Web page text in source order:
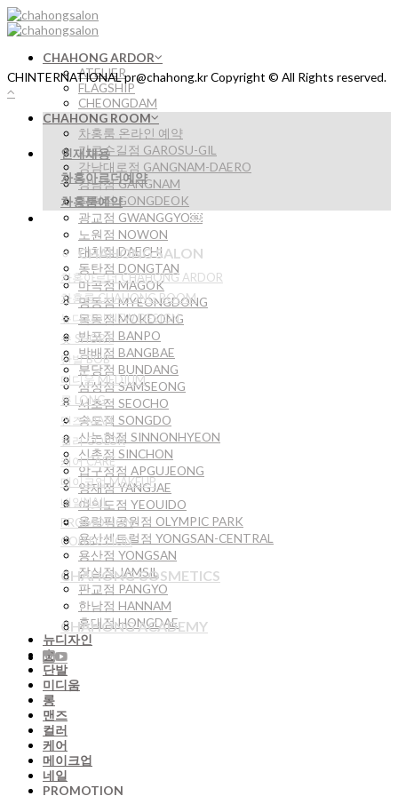
Skip
to
CHAHONG ARDOR
ATELIER
FLAGSHIP
CHEONGDAM
CHAHONG ROOM
차홍룸 온라인 예약
가로수길점 GAROSU-GIL
강남대로점 GANGNAM-DAERO
강남점 GANGNAM
공덕점 GONGDEOK
광교점 GWANGGYO￼
노원점 NOWON
대치점 DAECHI
동탄점 DONGTAN
마곡점 MAGOK
명동점 MYEONGDONG
목동점 MOKDONG
반포점 BANPO
방배점 BANGBAE
분당점 BUNDANG
삼성점 SAMSEONG
서초점 SEOCHO
송도점 SONGDO
신논현점 SINNONHYEON
신촌점 SINCHON
압구정점 APGUJEONG
양재점 YANGJAE
여의도점 YEOUIDO
올림픽공원점 OLYMPIC PARK
용산센트럴점 YONGSAN-CENTRAL
용산점 YONGSAN
잠실점 JAMSIL
판교점 PANGYO
한남점 HANNAM
홍대점 HONGDAE
뉴디자인
숏
단발
미디움
롱
맨즈
컬러
케어
메이크업
네일
PROMOTION
CHINTERNATIONAL pr@chahong.kr Copyright © All Rights reserved.
인재채용
차홍아르더예약
차홍룸예약
CHAHONG SALON
차홍아르더 CHAHONG ARDOR
차홍룸 CHAHONG ROOM
뉴디자인 NEW DESIGN
숏 SHORT
단발 BOB
미디움 MEDIUM
롱 LONG
맨즈 MAN
컬러 COLOR
케어 CARE
메이크업 MAKEUP
네일NAIL
PROMOTION
COLLECTION
CHAHONG COSMETICS
CHAHONG ACADEMY